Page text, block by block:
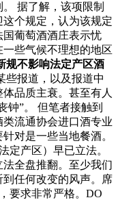
据了解，该项限制
个规定，认为该规定
葡萄酒酒庄表示忧
些气候不理想的地区
规不影响法定产区酒
些报道，以及报道中
品质主衰。甚至有人
钟”。 但笔者接触到
流通协会进口酒专业
对是一些当地餐酒。
定产区）早已立法。
全盘推翻。至少我们
任何改变的风声。席
要求非常严格。DO